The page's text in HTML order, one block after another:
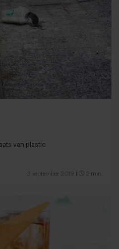
van plastic
3 september 2019 2 min